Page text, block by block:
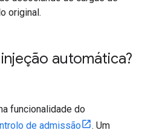
original.
automática?
funcionalidade do
de admissão
. Um